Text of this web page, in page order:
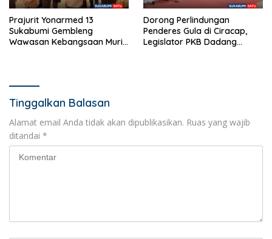
Prajurit Yonarmed 13
Sukabumi Gembleng
Wawasan Kebangsaan Murid
Dorong Perlindungan
Penderes Gula di Ciracap,
Legislator PKB Dadang
Tinggalkan Balasan
Alamat email Anda tidak akan dipublikasikan. Ruas yang wajib
ditandai *